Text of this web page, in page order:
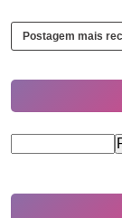
Postagem mais